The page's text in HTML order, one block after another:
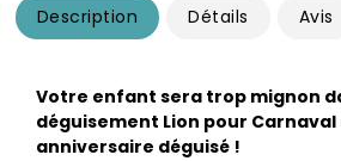
Description Détails Avis
Votre enfant sera trop mignon
déguisement Lion pour Carnaval
anniversaire déguisé !